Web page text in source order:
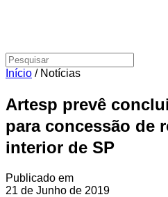
Início / Notícias
Artesp prevê
para concessão de
interior de SP
Publicado em
21 de Junho de 2019